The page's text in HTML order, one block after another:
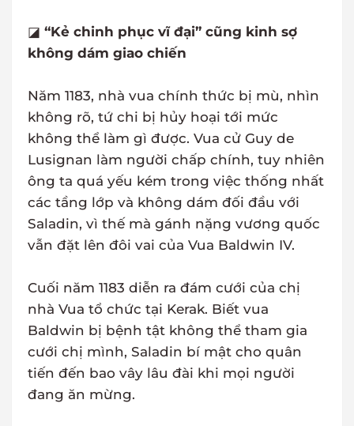
◪ “Kẻ chinh phục vĩ đại” cũng kinh sợ
không dám giao chiến
Năm 1183, nhà vua chính thức bị mù, nhìn
không rõ, tứ chi bị hủy hoại tới mức
không thể làm gì được. Vua cử Guy de
Lusignan làm người chấp chính, tuy nhiên
ông ta quá yếu kém trong việc thống nhất
các tầng lớp và không dám đối đầu với
Saladin, vì thế mà gánh nặng vương quốc
vẫn đặt lên đôi vai của Vua Baldwin IV.
Cuối năm 1183 diễn ra đám cưới của chị
nhà Vua tổ chức tại Kerak. Biết vua
Baldwin bị bệnh tật không thể tham gia
cưới chị mình, Saladin bí mật cho quân
tiến đến bao vây lâu đài khi mọi người
đang ăn mừng.